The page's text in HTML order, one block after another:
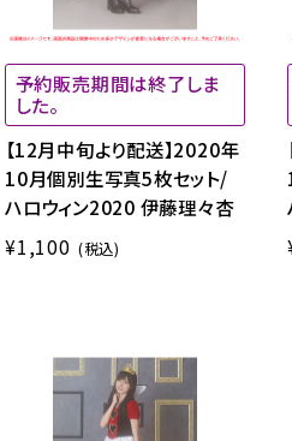
予約販売期間は終了しま
した。
【12月中旬より配送】2020年
10月個別生写真5枚セット/
ハロウィン2020 伊藤理々杏
¥1,100 (税込)